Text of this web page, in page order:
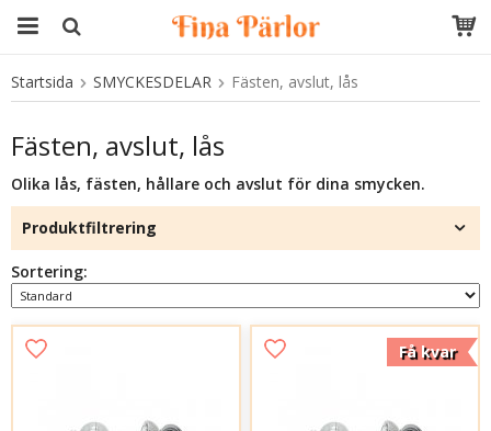
Produkten har blivit tillagd i varukorgen
Startsida SMYCKESDELAR Fästen, avslut, lås
Fästen, avslut, lås
Olika lås, fästen, hållare och avslut för dina smycken.
Produktfiltrering
Sortering:
Få kvar